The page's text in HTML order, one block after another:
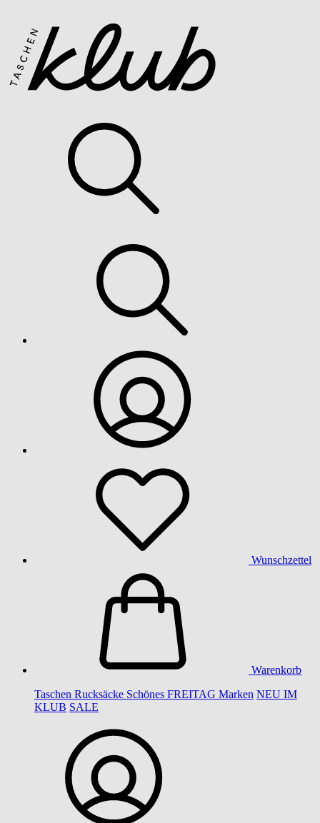
Wunschzettel
Warenkorb
Taschen Rucksäcke Schönes FREITAG Marken NEU IM
KLUB SALE